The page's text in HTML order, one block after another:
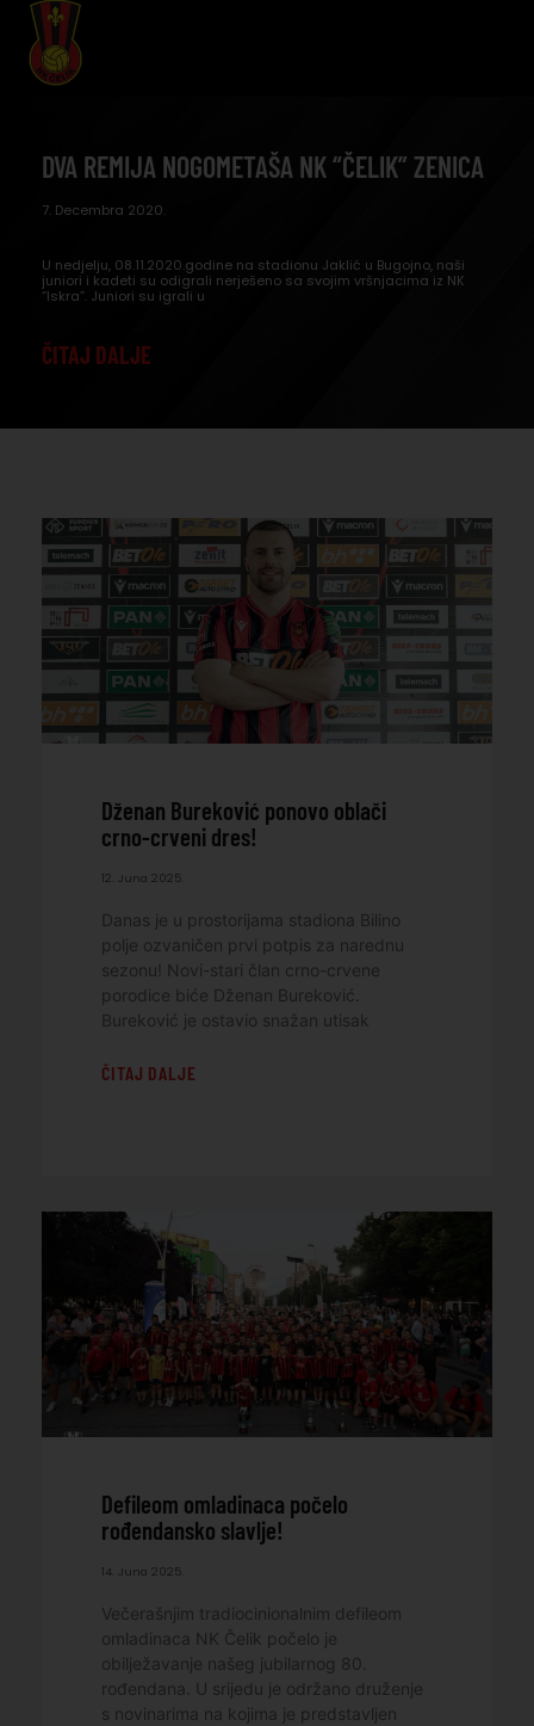
DVA REMIJA NOGOMETAŠA NK “ČELIK” ZENICA
7. Decembra 2020.
U nedjelju, 08.11.2020.godine na stadionu Jaklić u Bugojno, naši
juniori i kadeti su odigrali nerješeno sa svojim vršnjacima iz NK
“Iskra”. Juniori su igrali u
ČITAJ DALJE
Dženan Bureković ponovo oblači
crno-crveni dres!
12. Juna 2025.
Danas je u prostorijama stadiona Bilino
polje ozvaničen prvi potpis za narednu
sezonu! Novi-stari član crno-crvene
porodice biće Dženan Bureković.
Bureković je ostavio snažan utisak
ČITAJ DALJE
Defileom omladinaca počelo
rođendansko slavlje!
14. Juna 2025.
Večerašnjim tradiocinionalnim defileom
omladinaca NK Čelik počelo je
obilježavanje našeg jubilarnog 80.
rođendana. U srijedu je održano druženje
s novinarima na kojima je predstavljen